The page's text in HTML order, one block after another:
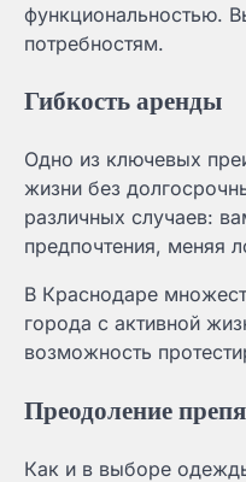
функциональностью.
потребностям.
Гибкость аренды
Одно из ключевых
жизни без
различных случаев:
предпочтения, меняя
В Краснодаре
города с активной
возможность
Преодоление
Как и в выборе